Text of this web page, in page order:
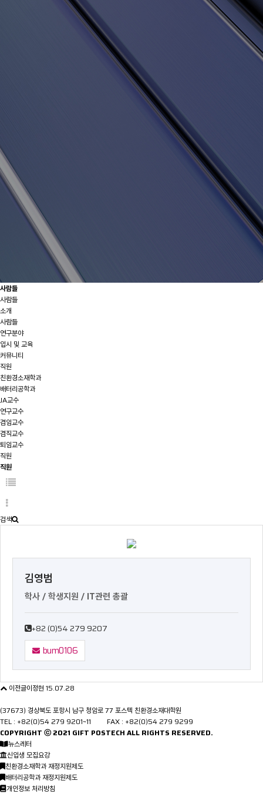
사람들
사람들
소개
사람들
연구분야
입시 및 교육
커뮤니티
직원
친환경소재학과
배터리공학과
JA교수
연구교수
겸임교수
겸직교수
퇴임교수
직원
직원
검색
김영범
학사 / 학생지원 / IT관련 총괄
+82 (0)54 279 9207
bum0106
이전글이정현15.07.28
(37673) 경상북도 포항시 남구 청암로 77 포스텍 친환경소재대학원
TEL : +82(0)54 279 9201~11 FAX : +82(0)54 279 9299
COPYRIGHT ⓒ 2021 GIFT POSTECH ALL RIGHTS RESERVED.
뉴스레터
신입생 모집요강
친환경소재학과 재정지원제도
배터리공학과 재정지원제도
개인정보 처리방침